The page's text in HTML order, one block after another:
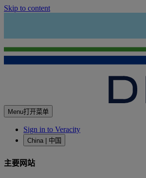
Skip to content
Menu打开菜单
Sign in to Veracity
China | 中国
主要网站